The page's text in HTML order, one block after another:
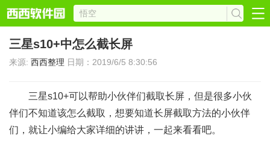
三星s10+中怎么截长屏
来源: 西西整理 日期：2019/6/5 8:30:56
三星s10+可以帮助小伙伴们截取长屏，但是很多小伙
伴们不知道该怎么截取，想要知道长屏截取方法的小伙伴
们，就让小编给大家详细的讲讲，一起来看看吧。